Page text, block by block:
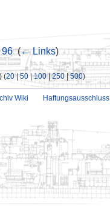
96‎(← Links)
(20|50 |100|250|500)
Wiki Haftungsausschluss